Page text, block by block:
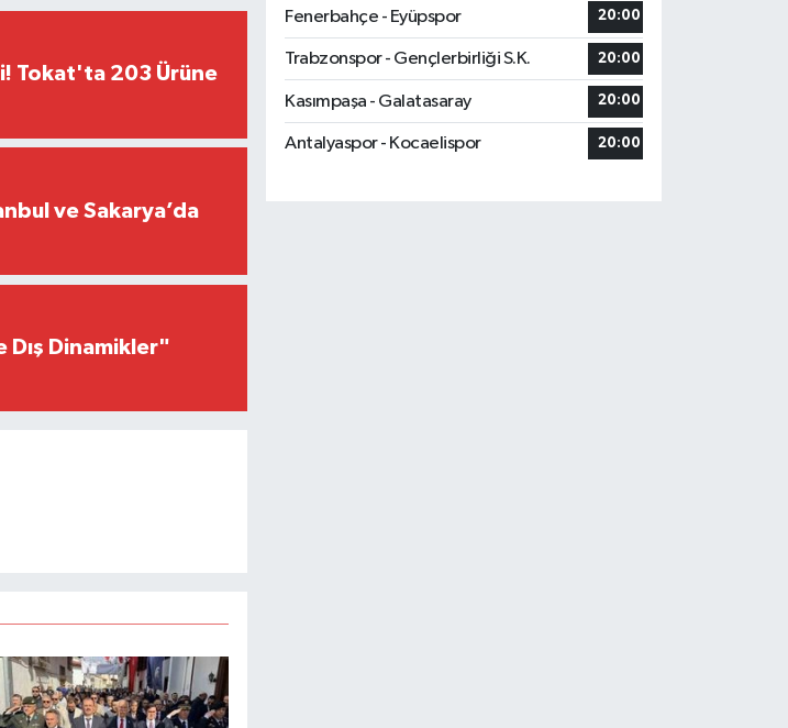
Tokat'ta 203 Ürüne
ve Sakarya’da
Dış Dinamikler"
Fenerbahçe - Eyüpspor 20:00
Trabzonspor - Gençlerbirliği S.K. 20:00
Kasımpaşa - Galatasaray 20:00
Antalyaspor - Kocaelispor 20:00